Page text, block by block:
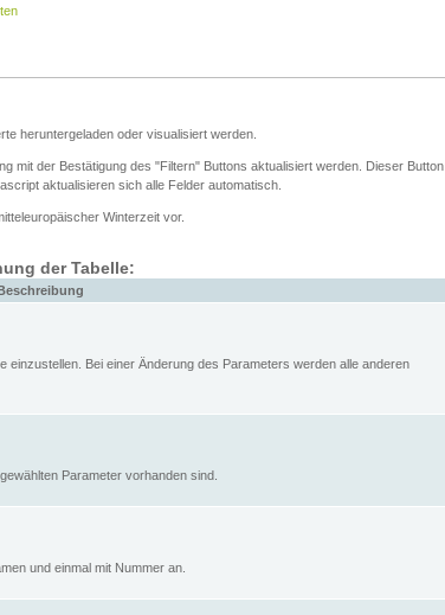
heruntergeladen oder visualisiert werden.
mit der Bestätigung des "Filtern" Buttons aktualisiert werden. Dieser Button
aktualisieren sich alle Felder automatisch.
Winterzeit vor.
der Tabelle:
Bei einer Änderung des Parameters werden alle anderen
Parameter vorhanden sind.
und einmal mit Nummer an.